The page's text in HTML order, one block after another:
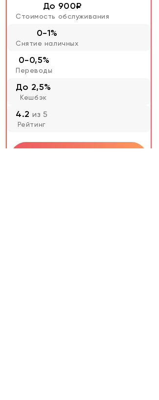
До 900₽
Стоимость обслуживания
0-1%
Снятие наличных
0-0,5%
Переводы
До 2,5%
Кешбэк
4.2из 5
Рейтинг